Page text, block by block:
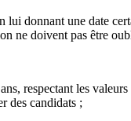
donnant une date
ne doivent pas être
respectant les
des candidats ;